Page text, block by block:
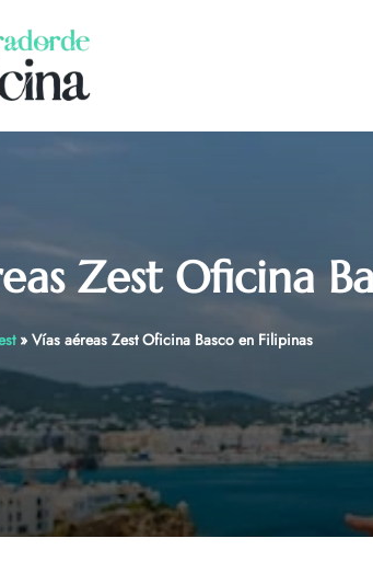
Zest Oficina
» Vías aéreas Zest Oficina Basco en Filipinas